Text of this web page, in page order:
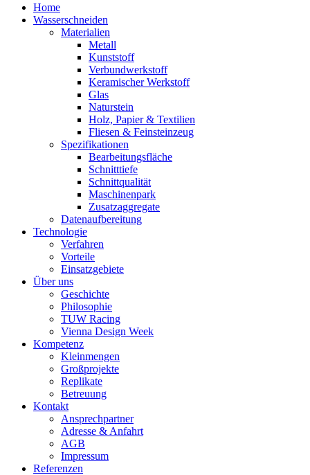
Home
Wasserschneiden
Materialien
Metall
Kunststoff
Verbundwerkstoff
Keramischer Werkstoff
Glas
Naturstein
Holz, Papier & Textilien
Fliesen & Feinsteinzeug
Spezifikationen
Bearbeitungsfläche
Schnitttiefe
Schnittqualität
Maschinenpark
Zusatzaggregate
Datenaufbereitung
Technologie
Verfahren
Vorteile
Einsatzgebiete
Über uns
Geschichte
Philosophie
TUW Racing
Vienna Design Week
Kompetenz
Kleinmengen
Großprojekte
Replikate
Betreuung
Kontakt
Ansprechpartner
Adresse & Anfahrt
AGB
Impressum
Referenzen